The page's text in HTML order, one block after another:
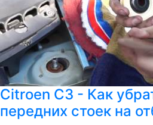
Citroen C3 - Как
передних стоек на